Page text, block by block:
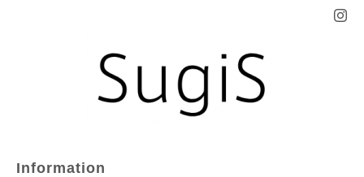
Information